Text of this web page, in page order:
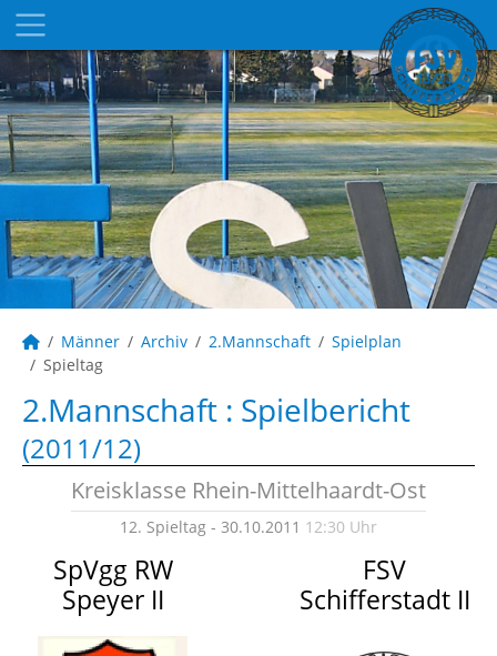
Männer Archiv 2.Mannschaft
Spielplan
Spieltag
2.Mannschaft : Spielbericht
(2011/12)
Kreisklasse Rhein-Mittelhaardt-Ost
12. Spieltag - 30.10.2011 12:30 Uhr
SpVgg RW
Speyer II
FSV
Schifferstadt II